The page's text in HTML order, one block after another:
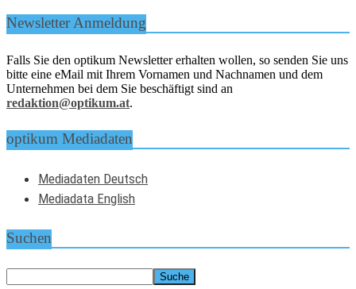
Newsletter Anmeldung
Falls Sie den optikum Newsletter erhalten wollen, so senden Sie uns
bitte eine eMail mit Ihrem Vornamen und Nachnamen und dem
Unternehmen bei dem Sie beschäftigt sind an
redaktion@optikum.at.
optikum Mediadaten
Mediadaten Deutsch
Mediadata English
Suchen